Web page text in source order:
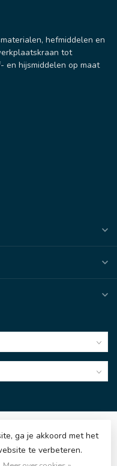
hefmiddelen en
tot
en hijsmiddelen op maat
ga je akkoord met het
te verbeteren.